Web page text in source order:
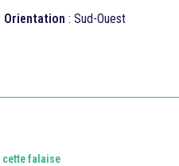
Orientation : Sud-Ouest
cette falaise